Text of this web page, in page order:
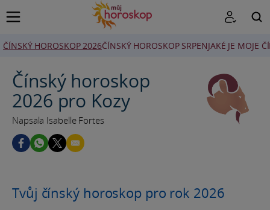
ČÍNSKÝ HOROSKOP 2026ČÍNSKÝ HOROSKOP SRPENJAKÉ JE MOJE
Čínský horoskop
2026 pro Kozy
Napsala Isabelle Fortes
Tvůj čínský horoskop pro rok 2026